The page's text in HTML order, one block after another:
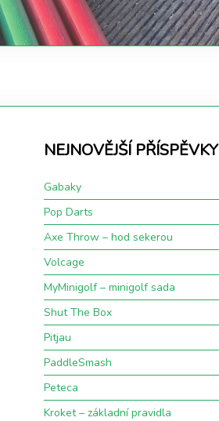
NEJNOVĚJŠÍ PŘÍSPĚVKY
Gabaky
Pop Darts
Axe Throw – hod sekerou
Volcage
MyMinigolf – minigolf sada
Shut The Box
Pitjau
PaddleSmash
Peteca
Kroket – základní pravidla